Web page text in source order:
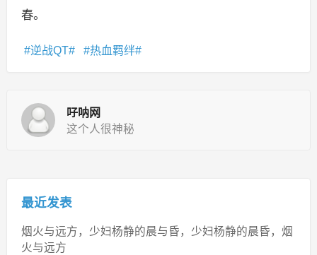
春。
逆战QT 热血羁绊
吇呐网
这个人很神秘
最近发表
烟火与远方，少妇杨静的晨与昏，少妇杨静的晨昏，烟
火与远方